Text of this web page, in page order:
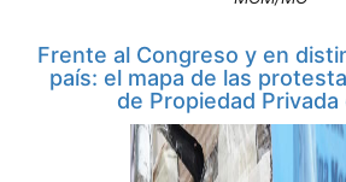
Frente al Congreso y en
país: el mapa de las
de Propiedad Privada